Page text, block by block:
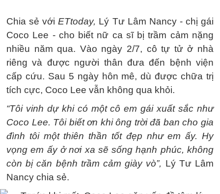
Chia sẻ vớiETtoday, Lý Tư Lâm Nancy - chị gái
Coco Lee - cho biết nữ ca sĩ bị trầm cảm nặng
nhiều năm qua. Vào ngày 2/7, cô tự tử ở nhà
riêng và được người thân đưa đến bệnh viện
cấp cứu. Sau 5 ngày hôn mê, dù được chữa trị
tích cực, Coco Lee vẫn không qua khỏi.
“Tôi vinh dự khi có một cô em gái xuất sắc như
Coco Lee. Tôi biết ơn khi ông trời đã ban cho gia
đình tôi một thiên thần tốt đẹp như em ấy. Hy
vọng em ấy ở nơi xa sẽ sống hạnh phúc, không
còn bị căn bệnh trầm cảm giày vò”, Lý Tư Lâm
Nancy chia sẻ.